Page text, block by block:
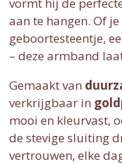
aan te hangen. Of
geboortesteentje,
– deze armband
Gemaakt van
verkrijgbaar in
mooi en kleurvast,
de stevige sluiting
vertrouwen, elke